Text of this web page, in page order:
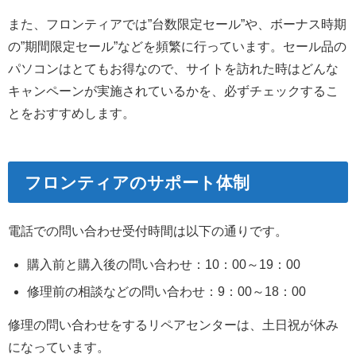
また、フロンティアでは”台数限定セール”や、ボーナス時期
の”期間限定セール”などを頻繁に行っています。セール品の
パソコンはとてもお得なので、サイトを訪れた時はどんな
キャンペーンが実施されているかを、必ずチェックするこ
とをおすすめします。
フロンティアのサポート体制
電話での問い合わせ受付時間は以下の通りです。
購入前と購入後の問い合わせ：10：00～19：00
修理前の相談などの問い合わせ：9：00～18：00
修理の問い合わせをするリペアセンターは、土日祝が休み
になっています。